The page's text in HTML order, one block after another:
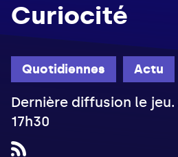
Quotidiennes Actu
Curiocité
Dernière diffusion le jeu.
17h30